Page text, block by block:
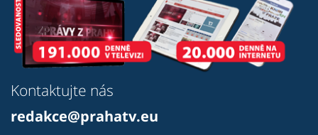
Kontaktujte nás
redakce@prahatv.eu